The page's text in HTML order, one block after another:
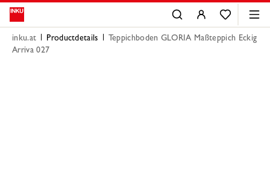
inku.at Productdetails
Teppichboden GLORIA Maßteppich Eckig
Arriva 027